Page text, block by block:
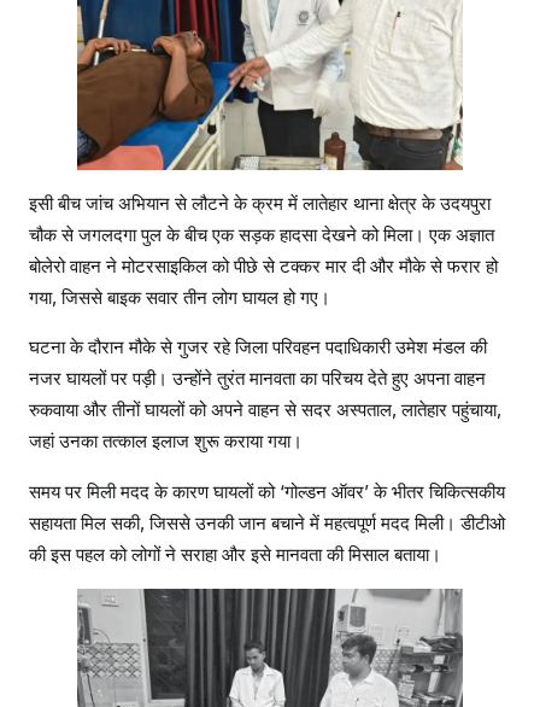
इसी बीच जांच अभियान से लौटने के क्रम में लातेहार थाना क्षेत्र के उदयपुरा
चौक से जगलदगा पुल के बीच एक सड़क हादसा देखने को मिला। एक अज्ञात
बोलेरो वाहन ने मोटरसाइकिल को पीछे से टक्कर मार दी और मौके से फरार हो
गया, जिससे बाइक सवार तीन लोग घायल हो गए।
घटना के दौरान मौके से गुजर रहे जिला परिवहन पदाधिकारी उमेश मंडल की
नजर घायलों पर पड़ी। उन्होंने तुरंत मानवता का परिचय देते हुए अपना वाहन
रुकवाया और तीनों घायलों को अपने वाहन से सदर अस्पताल, लातेहार पहुंचाया,
जहां उनका तत्काल इलाज शुरू कराया गया।
समय पर मिली मदद के कारण घायलों को ‘गोल्डन ऑवर’ के भीतर चिकित्सकीय
सहायता मिल सकी, जिससे उनकी जान बचाने में महत्वपूर्ण मदद मिली। डीटीओ
की इस पहल को लोगों ने सराहा और इसे मानवता की मिसाल बताया।